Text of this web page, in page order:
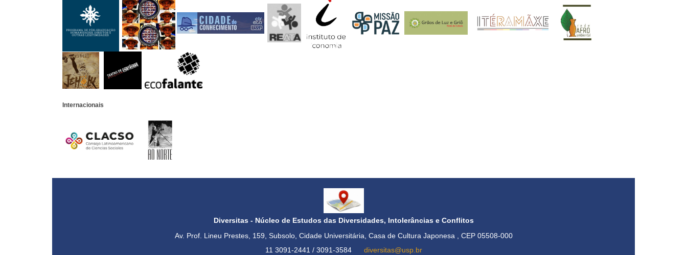
Internacionais
Diversitas - Núcleo de Estudos das Diversidades, Intolerâncias e Conflitos
Av. Prof. Lineu Prestes, 159, Subsolo, Cidade Universitária, Casa de Cultura Japonesa , CEP 05508-000
11 3091-2441 / 3091-3584 diversitas@usp.br